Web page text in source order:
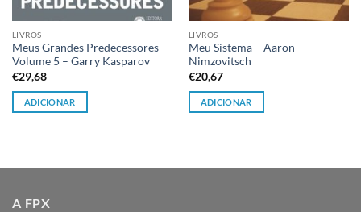
LIVROS
Meus Grandes Predecessores
Volume 5 – Garry Kasparov
€29,68
ADICIONAR
LIVROS
Meu Sistema – Aaron
Nimzovitsch
€20,67
ADICIONAR
A FPX